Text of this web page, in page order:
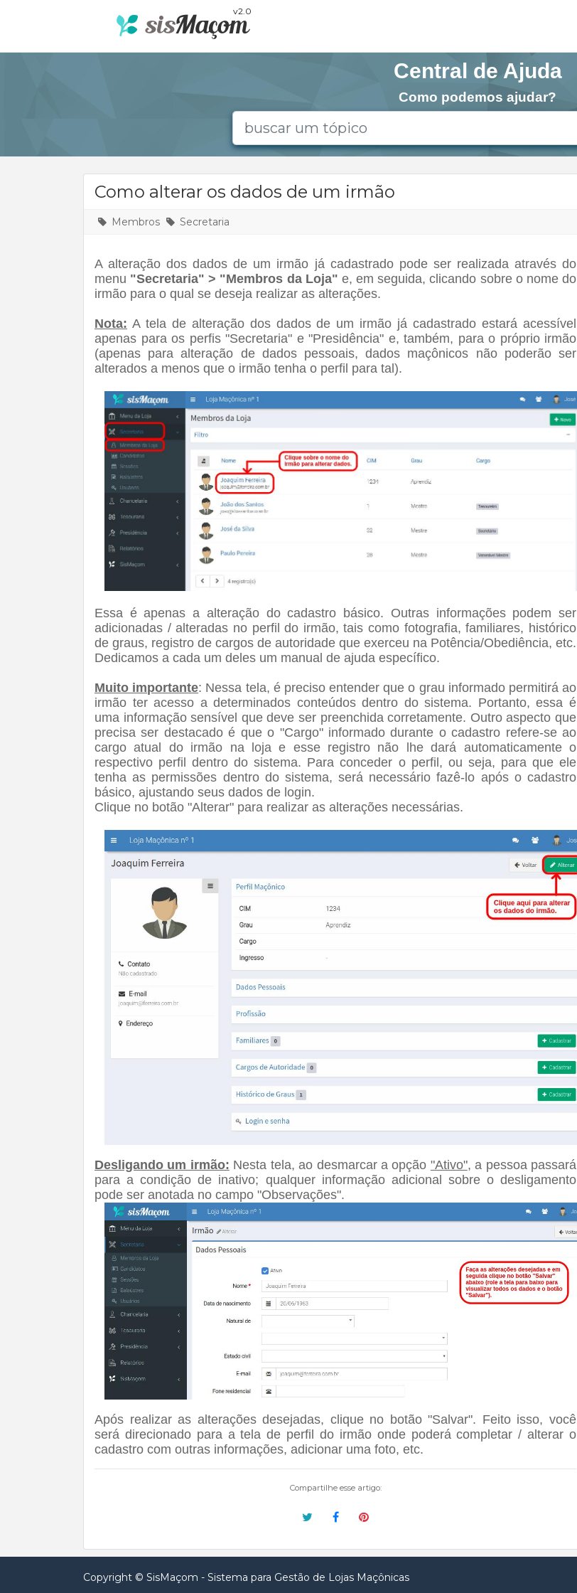
v2.0
Central de Ajuda
Como podemos ajudar?
Como alterar os dados de um irmão
Membros Secretaria
A alteração dos dados de um irmão já cadastrado pode ser realizada através do
menu "Secretaria" > "Membros da Loja" e, em seguida, clicando sobre o nome do
irmão para o qual se deseja realizar as alterações.
Nota: A tela de alteração dos dados de um irmão já cadastrado estará acessível
apenas para os perfis "Secretaria" e "Presidência" e, também, para o próprio irmão
(apenas para alteração de dados pessoais, dados maçônicos não poderão ser
alterados a menos que o irmão tenha o perfil para tal).
Essa é apenas a alteração do cadastro básico. Outras informações podem ser
adicionadas / alteradas no perfil do irmão, tais como fotografia, familiares, histórico
de graus, registro de cargos de autoridade que exerceu na Potência/Obediência, etc.
Dedicamos a cada um deles um manual de ajuda específico.
Muito importante: Nessa tela, é preciso entender que o grau informado permitirá ao
irmão ter acesso a determinados conteúdos dentro do sistema. Portanto, essa é
uma informação sensível que deve ser preenchida corretamente. Outro aspecto que
precisa ser destacado é que o "Cargo" informado durante o cadastro refere-se ao
cargo atual do irmão na loja e esse registro não lhe dará automaticamente o
respectivo perfil dentro do sistema. Para conceder o perfil, ou seja, para que ele
tenha as permissões dentro do sistema, será necessário fazê-lo após o cadastro
básico, ajustando seus dados de login.
Clique no botão "Alterar" para realizar as alterações necessárias.
Desligando um irmão: Nesta tela, ao desmarcar a opção "Ativo", a pessoa passará
para a condição de inativo; qualquer informação adicional sobre o desligamento
pode ser anotada no campo "Observações".
Após realizar as alterações desejadas, clique no botão "Salvar". Feito isso, você
será direcionado para a tela de perfil do irmão onde poderá completar / alterar o
cadastro com outras informações, adicionar uma foto, etc.
Compartilhe esse artigo:
Copyright © SisMaçom - Sistema para Gestão de Lojas Maçônicas